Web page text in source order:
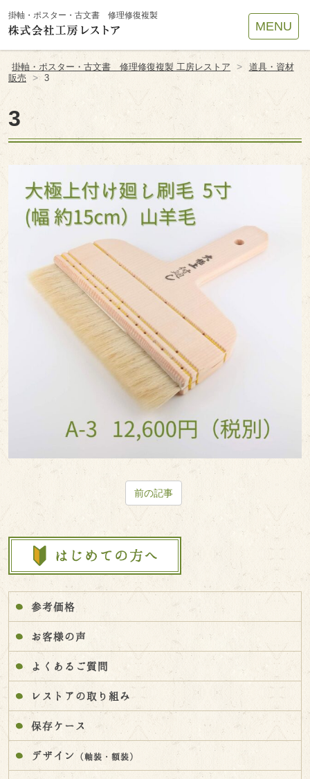
掛軸・ポスター・古文書 修理修復複製
MENU
掛軸・ポスター・古文書 修理修復複製 工房レストア >
道具・資材
販売
> 3
3
前の記事
参考価格
お客様の声
よくあるご質問
レストアの取り組み
保存ケース
デザイン （軸装・額装）
Site
Footer